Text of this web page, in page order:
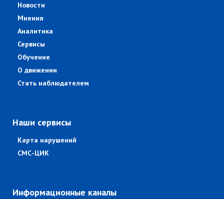
Новости
Мнения
Аналитика
Сервисы
Обучение
О движении
Стать наблюдателем
Наши сервисы
Карта нарушений
СМС-ЦИК
Информационные каналы